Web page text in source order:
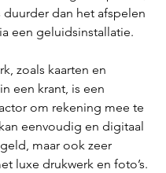
duurder dan het afspelen
een geluidsinstallatie.
zoals kaarten en
een krant, is een
om rekening mee te
eenvoudig en digitaal
maar ook zeer
luxe drukwerk en foto’s.